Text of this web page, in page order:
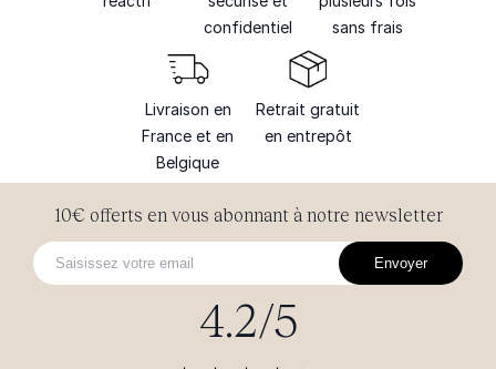
confidentiel
sans frais
Livraison en
France et en
Belgique
Retrait gratuit
en entrepôt
10€ offerts en vous abonnant à notre newsletter
Envoyer
4.2/5